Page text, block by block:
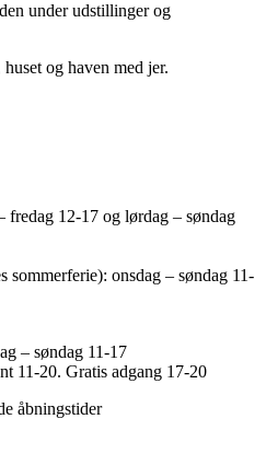
under udstillinger og
og haven med jer.
fredag 12-17 og lørdag – søndag
sommerferie): onsdag – søndag 11-
– søndag 11-17
11-20. Gratis adgang 17-20
åbningstider